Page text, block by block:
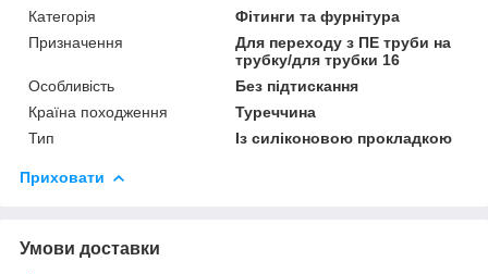
Категорія
Фітинги та фурнітура
Призначення
Для переходу з ПЕ труби на
трубку/для трубки 16
Особливість
Без підтискання
Країна походження
Туреччина
Тип
Із силіконовою прокладкою
Приховати
Умови доставки